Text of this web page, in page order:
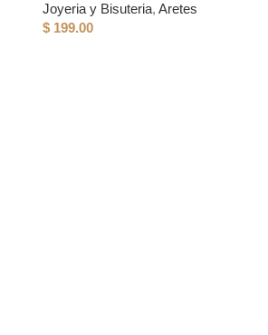
Joyeria y Bisuteria, Aretes
$ 199.00